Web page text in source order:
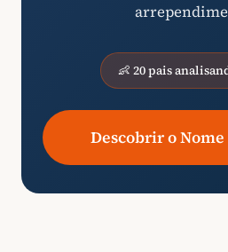
👶 20 pais
Descobrir o